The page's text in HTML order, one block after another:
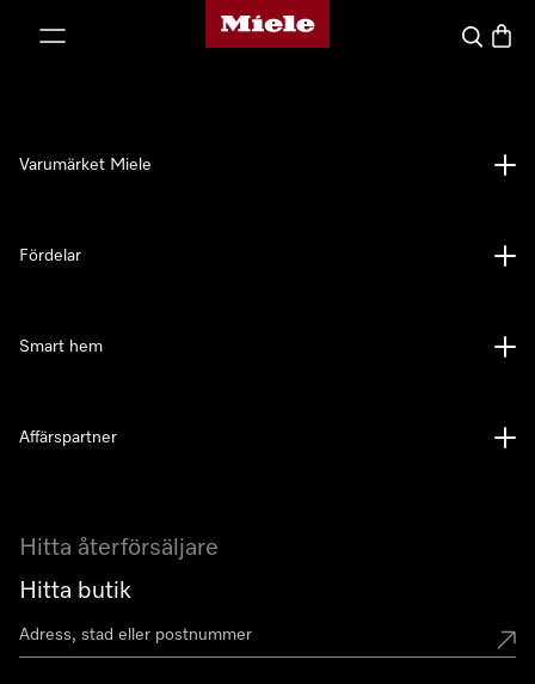
Mieles hemsida
Sök
Hitta återförsäljare
Hitta butik
Varumärket Miele
Fördelar
Smart hem
Affärspartner